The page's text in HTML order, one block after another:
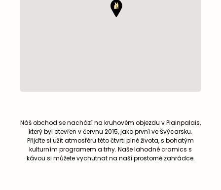
Náš obchod se nachází na kruhovém objezdu v Plainpalais,
který byl otevřen v červnu 2015, jako první ve Švýcarsku.
Přijďte si užít atmosféru této čtvrti plné života, s bohatým
kulturním programem a trhy. Naše lahodné cramics s
kávou si můžete vychutnat na naší prostorné zahrádce.